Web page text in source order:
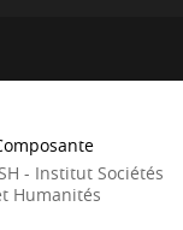
- Institut Sociétés
Humanités